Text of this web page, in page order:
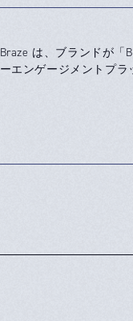
Braze は、ブランドが「
ーエンゲージメントプラ